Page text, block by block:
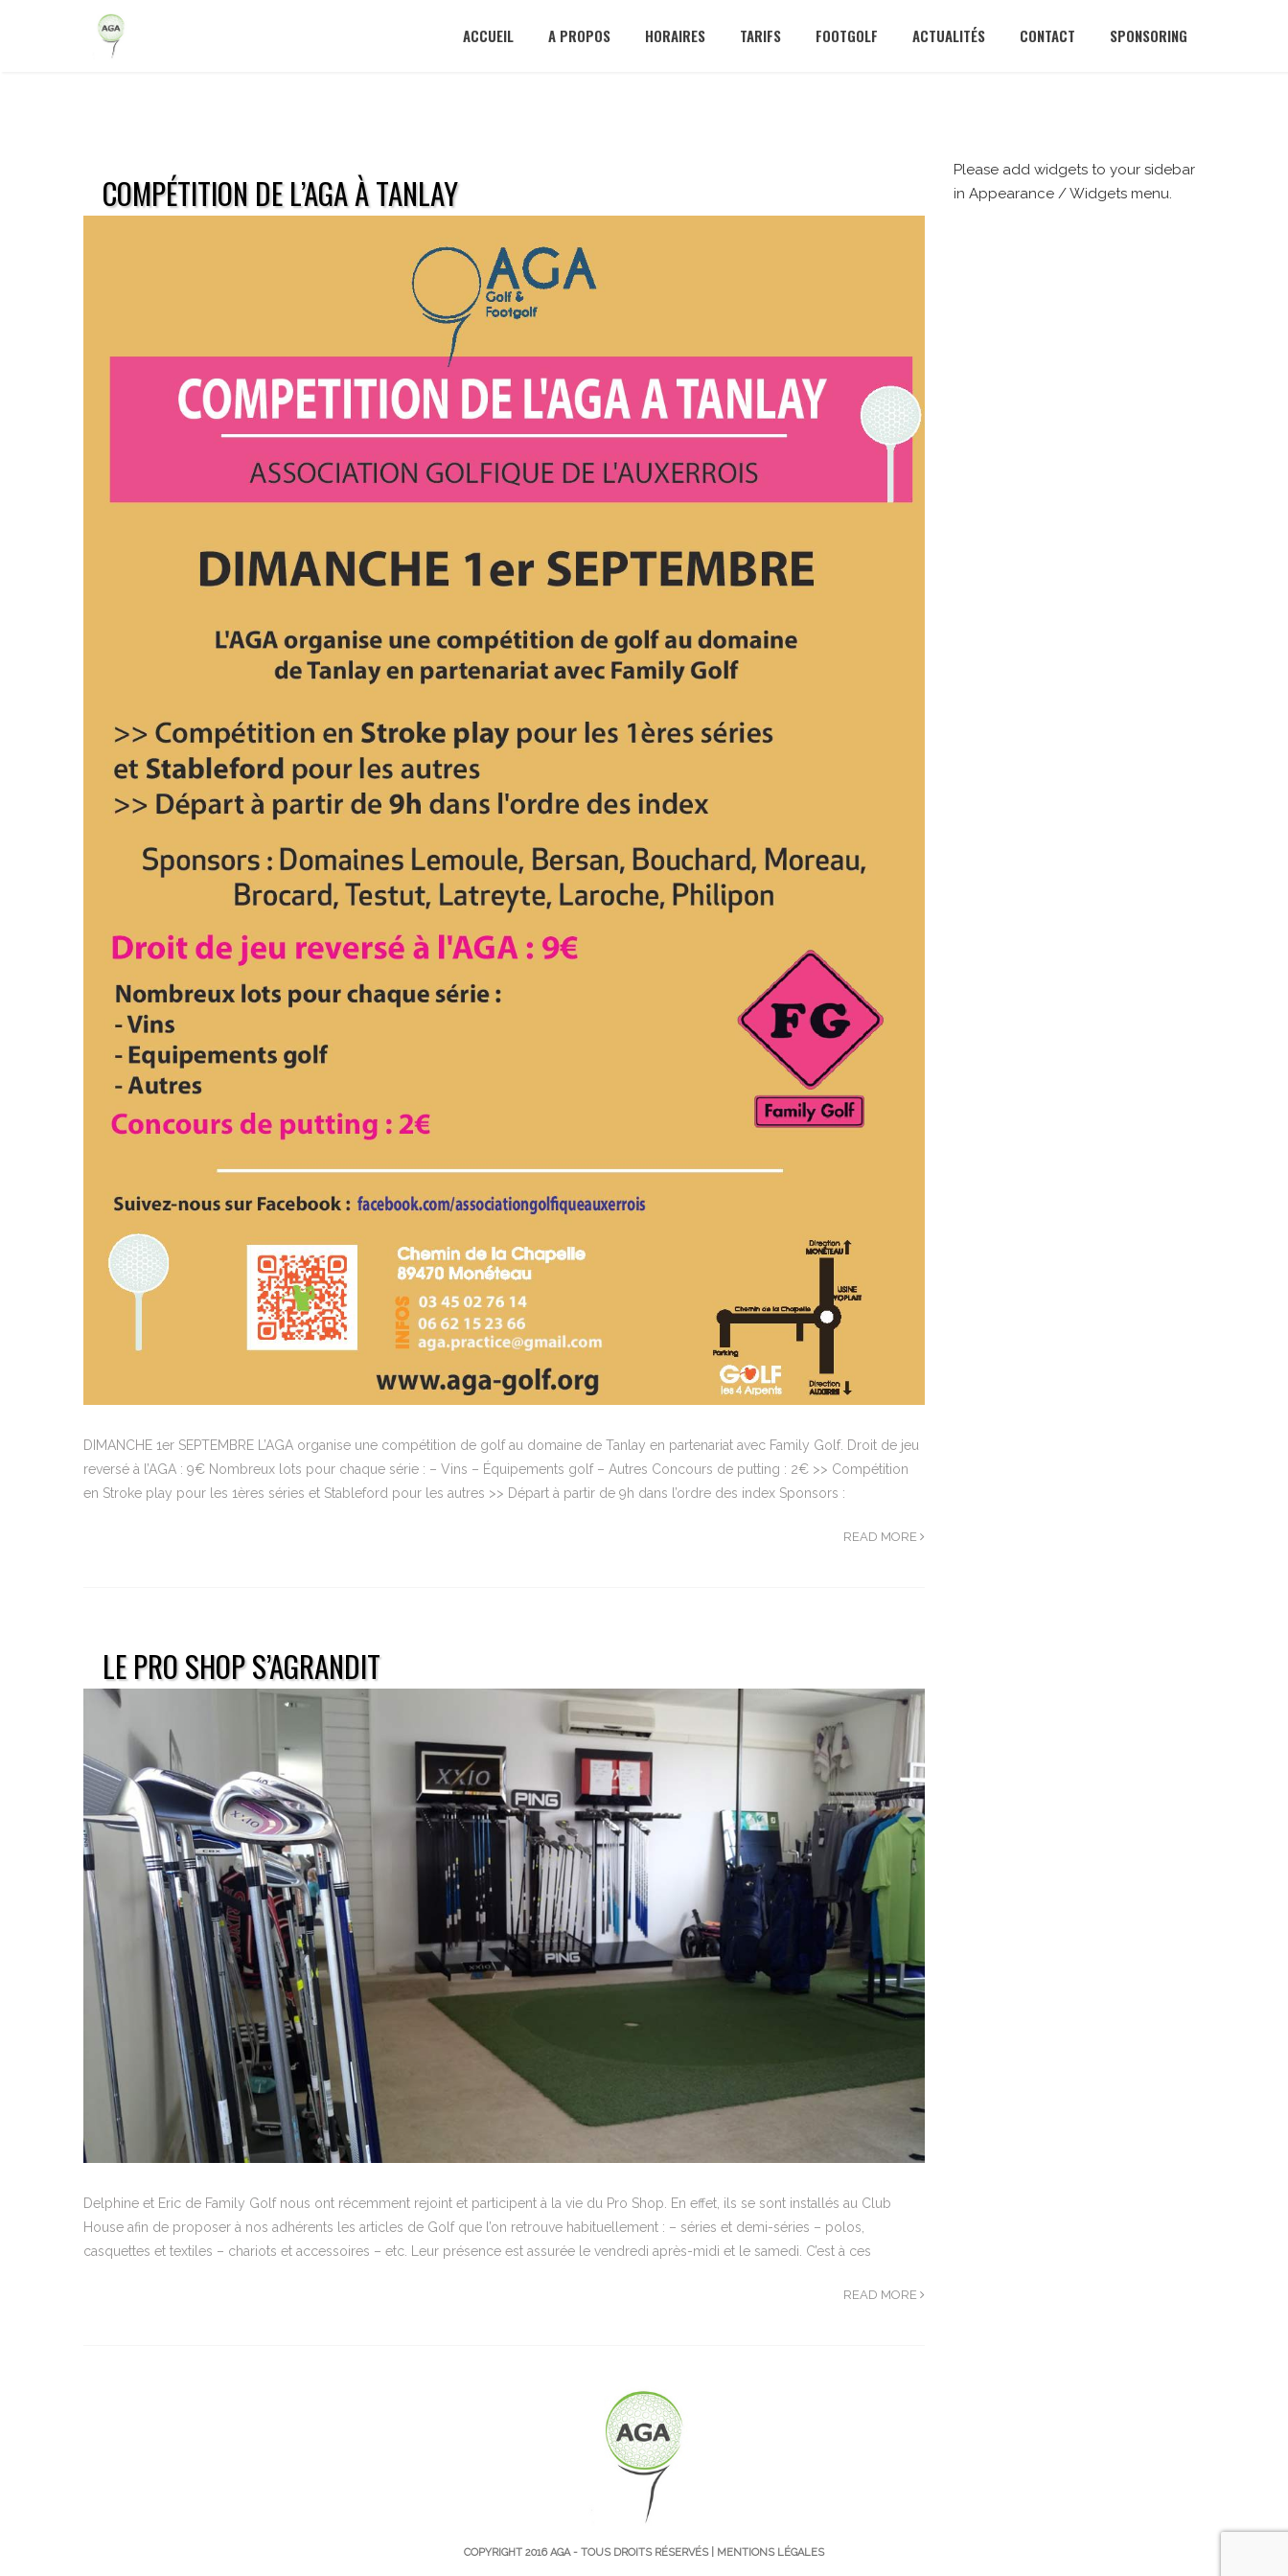
ACCUEIL A PROPOS HORAIRES TARIFS FOOTGOLF ACTUALITÉS CONTACT SPONSORING
COMPÉTITION DE L’AGA À TANLAY
DIMANCHE 1er SEPTEMBRE L’AGA organise une compétition de golf au domaine de Tanlay en partenariat avec Family Golf. Droit de jeu
reversé à l’AGA : 9€ Nombreux lots pour chaque série : – Vins – Équipements golf – Autres Concours de putting : 2€ >> Compétition
en Stroke play pour les 1ères séries et Stableford pour les autres >> Départ à partir de 9h dans l’ordre des index Sponsors :
READ MORE
LE PRO SHOP S’AGRANDIT
Delphine et Eric de Family Golf nous ont récemment rejoint et participent à la vie du Pro Shop. En effet, ils se sont installés au Club
House afin de proposer à nos adhérents les articles de Golf que l’on retrouve habituellement : – séries et demi-séries – polos,
casquettes et textiles – chariots et accessoires – etc. Leur présence est assurée le vendredi après-midi et le samedi. C’est à ces
READ MORE
Please add widgets to your sidebar
in Appearance / Widgets menu.
COPYRIGHT 2016AGA- TOUS DROITS RÉSERVÉS | MENTIONS LÉGALES